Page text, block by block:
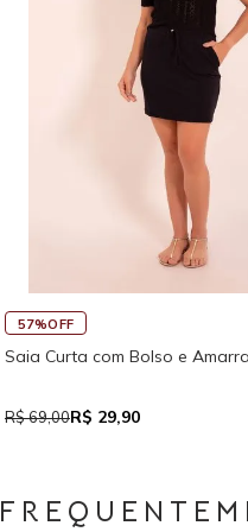
30%OFF
Macaquinho Fitness New Ikat
R$ 159,90R$ 111,93